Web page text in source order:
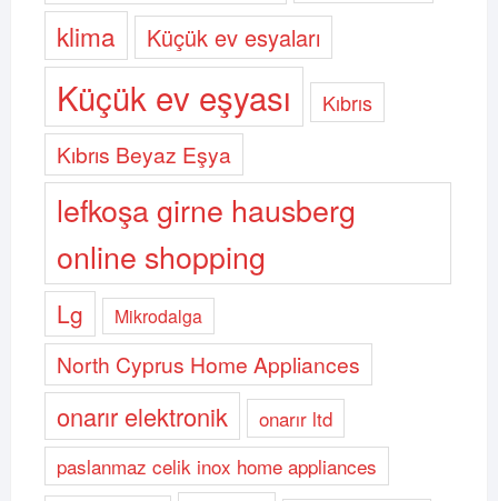
klima Küçük ev esyaları
Küçük ev eşyası Kıbrıs
Kıbrıs Beyaz Eşya
lefkoşa girne hausberg
online shopping
Lg Mikrodalga
North Cyprus Home Appliances
onarır elektronik
onarır ltd
paslanmaz celik inox home appliances